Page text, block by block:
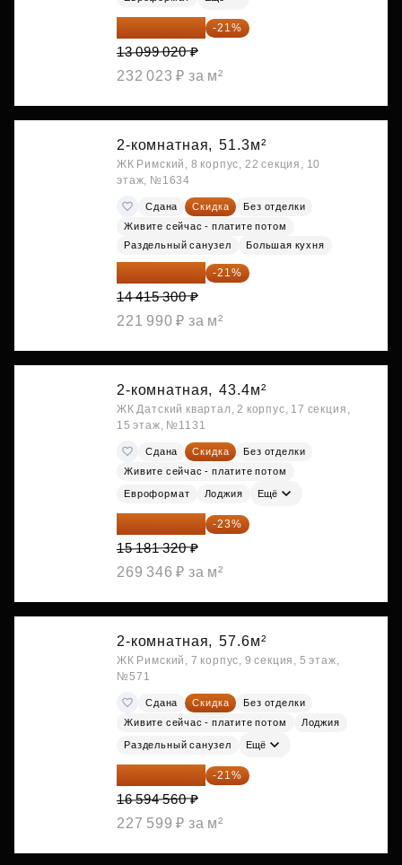
10 348 226 ₽ -21%
13 099 020 ₽
232 023 ₽ за м²
2-комнатная, 51.3м²
ЖК Римский, 8 корпус, 22 секция, 10
этаж, №1634
Сдана Скидка
Без отделки
Живите сейчас - платите потом
Раздельный санузел
Большая кухня
11 388 087 ₽ -21%
14 415 300 ₽
221 990 ₽ за м²
2-комнатная, 43.4м²
ЖК Датский квартал, 2 корпус, 17 секция,
15 этаж, №1131
Сдана Скидка
Без отделки
Живите сейчас - платите потом
Евроформат Лоджия Ещё
11 689 616 ₽ -23%
15 181 320 ₽
269 346 ₽ за м²
2-комнатная, 57.6м²
ЖК Римский, 7 корпус, 9 секция, 5 этаж,
№571
Сдана Скидка
Без отделки
Живите сейчас - платите потом
Лоджия
Раздельный санузел Ещё
13 109 702 ₽ -21%
16 594 560 ₽
227 599 ₽ за м²